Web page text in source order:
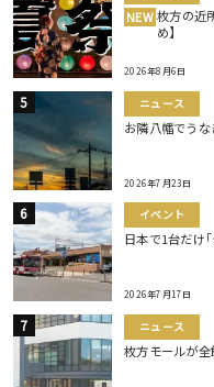
NEW 枚方の近
め】
2026年8月6日
ニュース
お隣八幡でうな
2026年7月23日
イベント
日本で1台だけ
2026年7月17日
ニュース
枚方モールが